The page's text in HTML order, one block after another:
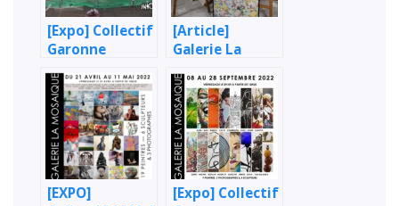
[Expo] Collectif
Garonne
Expose à la
galerie La
Mosaïque
[Article]
Galerie La
Mosaïque,
Street-Art +
des nouvelles !
[EXPO]
[Expo] Collectif